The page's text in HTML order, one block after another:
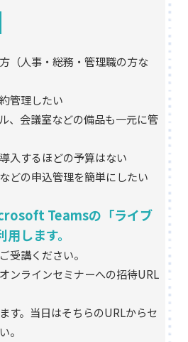
（人事・総務・管理職の方な
管理したい
、会議室などの備品も一元に管
入するほどの予算はない
どの申込管理を簡単にしたい
Teamsの「ライブ
します。
受講ください。
ンラインセミナーへの招待URL
す。当日はそちらのURLからセ
。